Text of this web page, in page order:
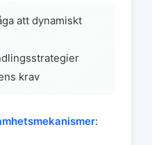
att dynamiskt
krav
: